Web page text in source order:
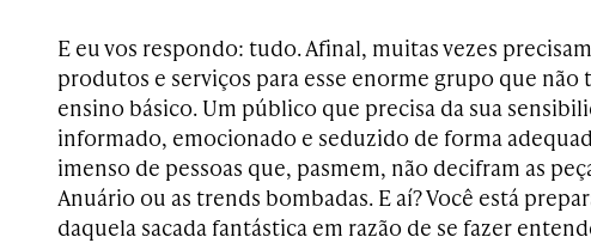
E eu vos respondo: tudo. Afinal, muitas vezes
produtos e serviços para esse enorme grupo que não
ensino básico. Um público que precisa da sua
informado, emocionado e seduzido de forma
imenso de pessoas que, pasmem, não decifram as
Anuário ou as trends bombadas. E aí? Você está
daquela sacada fantástica em razão de se fazer